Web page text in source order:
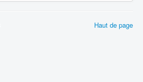
Haut de page